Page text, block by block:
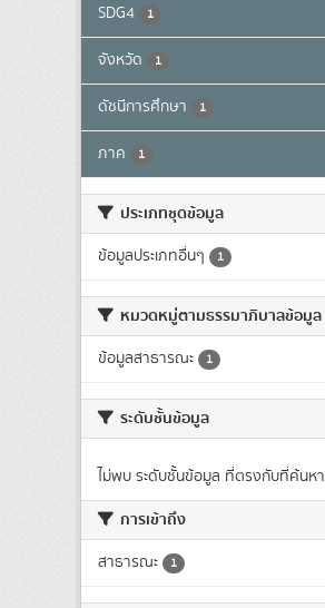
SDG4 1
จังหวัด 1
ดัชนีการศึกษา 1
ภาค 1
ประเภทชุดข้อมูล
ข้อมูลประเภทอื่นๆ 1
หมวดหมู่ตามธรรมาภิบาลข้อมูล
ข้อมูลสาธารณะ 1
ระดับชั้นข้อมูล
ไม่พบ ระดับชั้นข้อมูล ที่ตรงกับที่ค้นหา
การเข้าถึง
สาธารณะ 1